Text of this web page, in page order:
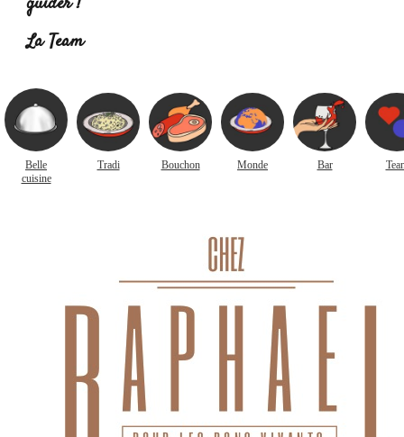
La Team
Belle
cuisine
Tradi Bouchon Monde Bar